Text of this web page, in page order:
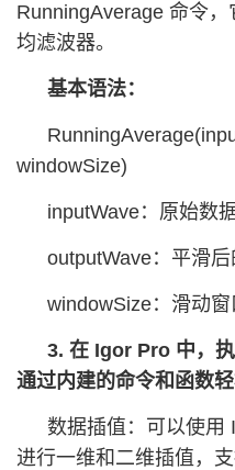
RunningAverage 命令
均滤波器。
基本语法：
windowSize)
inputWave：原始数
outputWave：平滑后
windowSize：滑动窗
3. 在 Igor Pro 中，
通过内建的命令和函数轻
数据插值：可以使用
进行一维和二维插值，